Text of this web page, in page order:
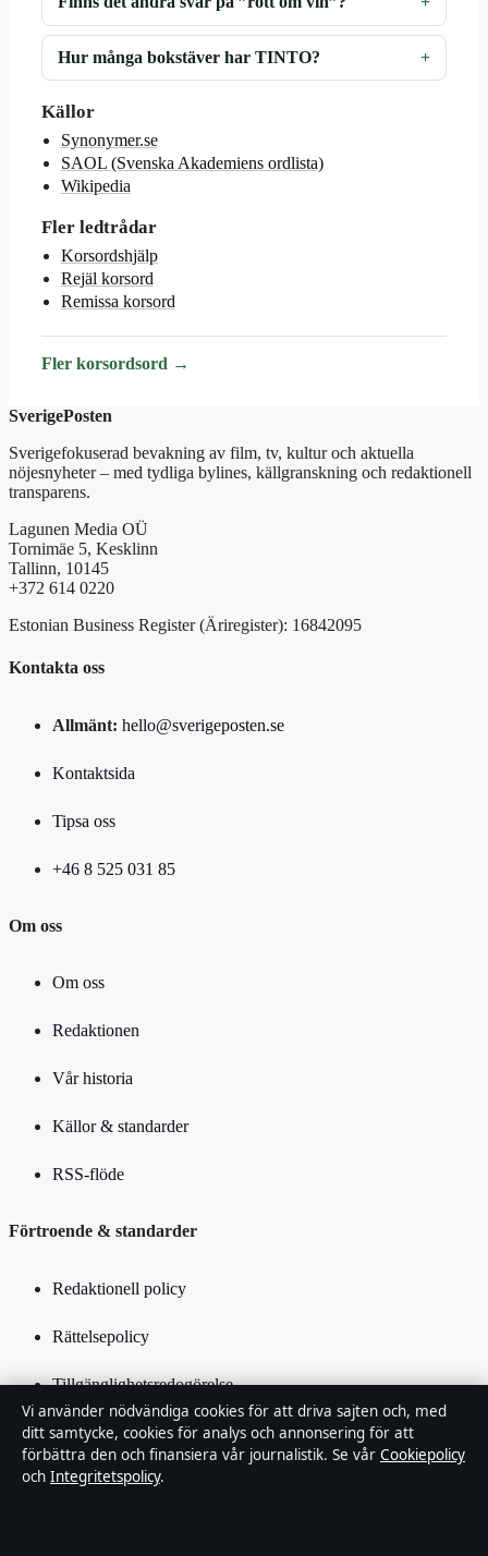
Hur många bokstäver har TINTO?
Källor
Synonymer.se
SAOL (Svenska Akademiens ordlista)
Wikipedia
Fler ledtrådar
Korsordshjälp
Rejäl korsord
Remissa korsord
Fler korsordsord →
SverigePosten
Sverigefokuserad bevakning av film, tv, kultur och aktuella
nöjesnyheter – med tydliga bylines, källgranskning och redaktionell
transparens.
Lagunen Media OÜ
Tornimäe 5, Kesklinn
Tallinn, 10145
+372 614 0220
Estonian Business Register (Äriregister): 16842095
Kontakta oss
Allmänt: hello@sverigeposten.se
Kontaktsida
Tipsa oss
+46 8 525 031 85
Om oss
Om oss
Redaktionen
Vår historia
Källor & standarder
RSS-flöde
Förtroende & standarder
Redaktionell policy
Rättelsepolicy
Tillgänglighetsredogörelse
Integritetspolicy
Kändisar & integritet
Vi använder nödvändiga cookies för att driva sajten och, med
ditt samtycke, cookies för analys och annonsering för att
förbättra den och finansiera vår journalistik. Se vår Cookiepolicy
och Integritetspolicy.